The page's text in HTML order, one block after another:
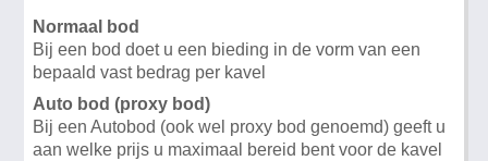
Normaal bod
Bij een bod doet u een bieding in de vorm van een
bepaald vast bedrag per kavel
Auto bod (proxy bod)
Bij een Autobod (ook wel proxy bod genoemd) geeft u
aan welke prijs u maximaal bereid bent voor de kavel